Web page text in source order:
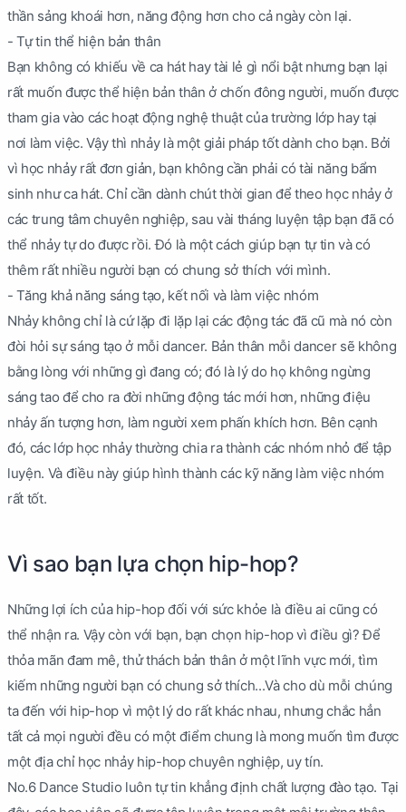
thần sảng khoái hơn, năng động hơn cho cả ngày còn lại.
- Tự tin thể hiện bản thân
Bạn không có khiếu về ca hát hay tài lẻ gì nổi bật nhưng bạn lại
rất muốn được thể hiện bản thân ở chốn đông người, muốn được
tham gia vào các hoạt động nghệ thuật của trường lớp hay tại
nơi làm việc. Vậy thì nhảy là một giải pháp tốt dành cho bạn. Bởi
vì học nhảy rất đơn giản, bạn không cần phải có tài năng bẩm
sinh như ca hát. Chỉ cần dành chút thời gian để theo học nhảy ở
các trung tâm chuyên nghiệp, sau vài tháng luyện tập bạn đã có
thể nhảy tự do được rồi. Đó là một cách giúp bạn tự tin và có
thêm rất nhiều người bạn có chung sở thích với mình.
- Tăng khả năng sáng tạo, kết nối và làm việc nhóm
Nhảy không chỉ là cứ lặp đi lặp lại các động tác đã cũ mà nó còn
đòi hỏi sự sáng tạo ở mỗi dancer. Bản thân mỗi dancer sẽ không
bằng lòng với những gì đang có; đó là lý do họ không ngừng
sáng tao để cho ra đời những động tác mới hơn, những điệu
nhảy ấn tượng hơn, làm người xem phấn khích hơn. Bên cạnh
đó, các lớp học nhảy thường chia ra thành các nhóm nhỏ để tập
luyện. Và điều này giúp hình thành các kỹ năng làm việc nhóm
rất tốt.
Vì sao bạn lựa chọn hip-hop?
Những lợi ích của hip-hop đối với sức khỏe là điều ai cũng có
thể nhận ra. Vậy còn với bạn, bạn chọn hip-hop vì điều gì? Để
thỏa mãn đam mê, thử thách bản thân ở một lĩnh vực mới, tìm
kiếm những người bạn có chung sở thích...Và cho dù mỗi chúng
ta đến với hip-hop vì một lý do rất khác nhau, nhưng chắc hẳn
tất cả mọi người đều có một điểm chung là mong muốn tìm được
một địa chỉ học nhảy hip-hop chuyên nghiệp, uy tín.
No.6 Dance Studio luôn tự tin khẳng định chất lượng đào tạo. Tại